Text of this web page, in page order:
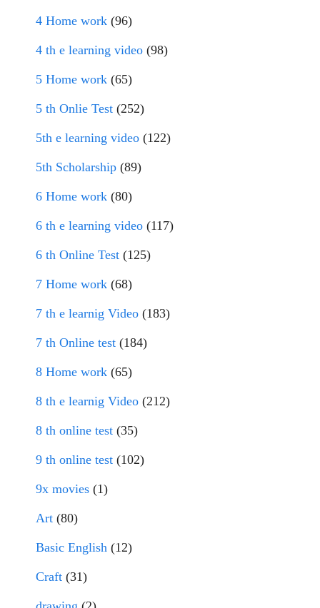
4 Home work (96)
4 th e learning video (98)
5 Home work (65)
5 th Onlie Test (252)
5th e learning video (122)
5th Scholarship (89)
6 Home work (80)
6 th e learning video (117)
6 th Online Test (125)
7 Home work (68)
7 th e learnig Video (183)
7 th Online test (184)
8 Home work (65)
8 th e learnig Video (212)
8 th online test (35)
9 th online test (102)
9x movies (1)
Art (80)
Basic English (12)
Craft (31)